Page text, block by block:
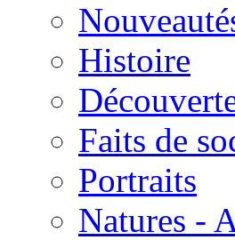
Histoire
Faits de
Portraits
Natures -